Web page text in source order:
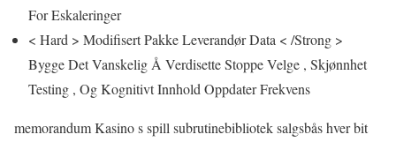
For Eskaleringer
< Hard > Modifisert Pakke Leverandør Data < /Strong >
Bygge Det Vanskelig Å Verdisette Stoppe Velge , Skjønnhet
Testing , Og Kognitivt Innhold Oppdater Frekvens
memorandum Kasino s spill subrutinebibliotek salgsbås hver bit